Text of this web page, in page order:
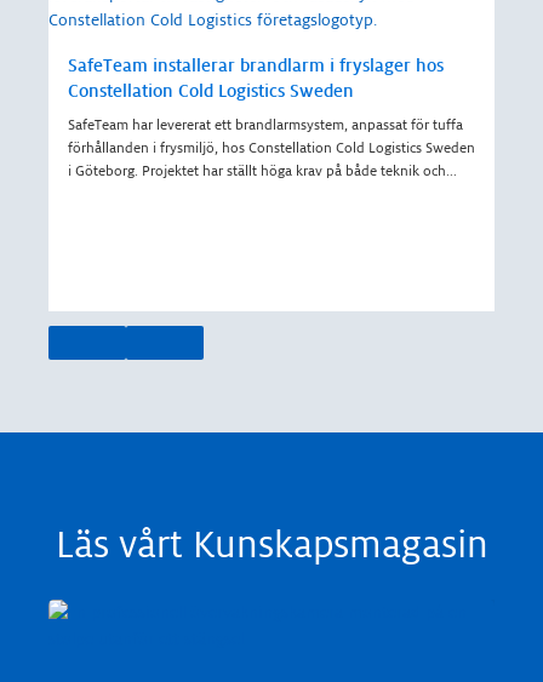
SafeTeam installerar brandlarm i fryslager hos
Constellation Cold Logistics Sweden
SafeTeam har levererat ett brandlarmsystem, anpassat för tuffa
förhållanden i frysmiljö, hos Constellation Cold Logistics Sweden
i Göteborg. Projektet har ställt höga krav på både teknik och...
Läs vårt Kunskapsmagasin